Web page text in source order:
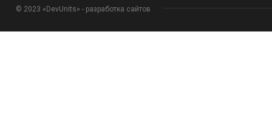
© 2023 «DevUnits» - разработка сайтов